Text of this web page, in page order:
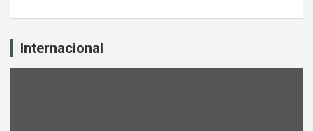
Internacional